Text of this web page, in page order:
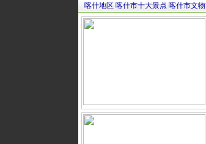
喀什地区 喀什市十大景点 喀什市文